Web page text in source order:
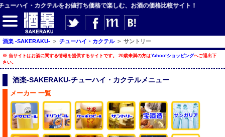
ハイ・カクテルをお値打ち価格で楽しむ、お酒の価格比較サイト！
【サイト内検索】
検索
【ジャンルメニュー】
ビール
発泡酒・新ジャンル
酒楽 -SAKERAKU- > チューハイ・カクテル > サントリー
※ 当サイトはお酒に関する情報を提供するサイトです。 20歳未満の方はYahoo!ショッピングへご退出下
さい。
酒楽-SAKERAKU-チューハイ・カクテルメニュー
メーカー 一覧